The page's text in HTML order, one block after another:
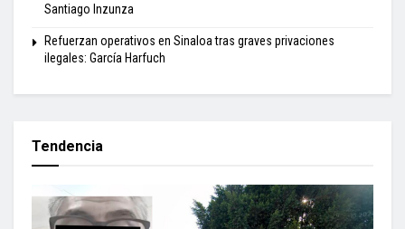
Santiago Inzunza
Refuerzan operativos en Sinaloa tras graves privaciones
ilegales: García Harfuch
Tendencia